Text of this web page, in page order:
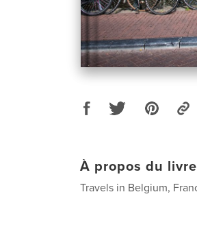
À propos du livre
Travels in Belgium,